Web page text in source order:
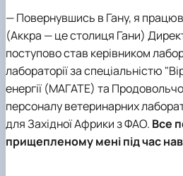
— Повернувшись в Гану, я
(Аккра — це столиця Гани)
поступово став керівником
лабораторії за спеціальністю
енергії (МАГАТЕ) та
персоналу ветеринарних
для Західної Африки з ФАО. Все
прищепленому мені під час